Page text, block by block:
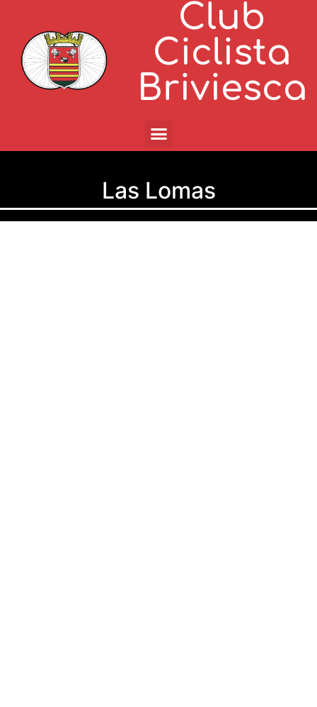
Club
Ciclista
Briviesca
Las Lomas